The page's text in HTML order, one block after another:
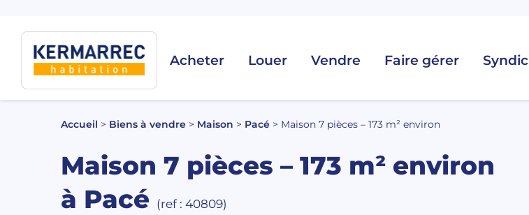
Acheter Louer Vendre Faire gérer Syndic
Accueil > Biens à vendre > Maison > Pacé > Maison 7 pièces – 173 m² environ
Maison 7 pièces – 173 m² environ
à Pacé (ref : 40809)